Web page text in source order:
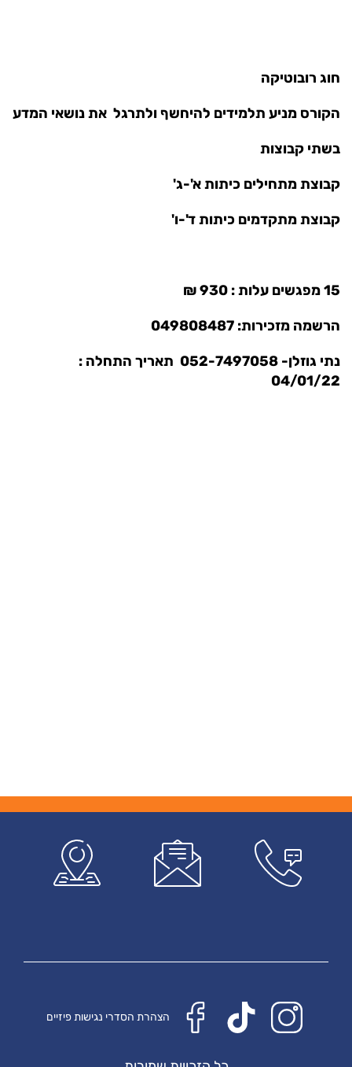
חוג רובוטיקה
הקורס מניע תלמידים להיחשף ולתרגל את נושאי המדע
בשתי קבוצות
קבוצת מתחילים כיתות א'-ג'
קבוצת מתקדמים כיתות ד'-ו'
15 מפגשים עלות : 930 ₪
הרשמה מזכירות: 049808487
נתי גוזלן- 052-7497058 תאריך התחלה :
04/01/22
הצהרת הסדרי נגישות פיזיים